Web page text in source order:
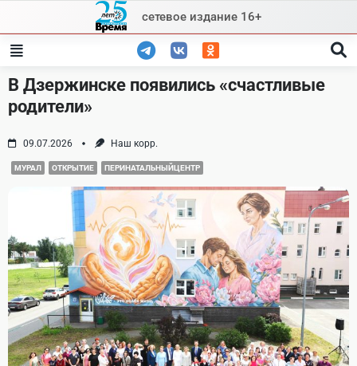
content
сетевое издание 16+
В Дзержинске появились «счастливые
родители»
09.07.2026 Наш корр.
МУРАЛ ОТКРЫТИЕ ПЕРИНАТАЛЬНЫЙЦЕНТР